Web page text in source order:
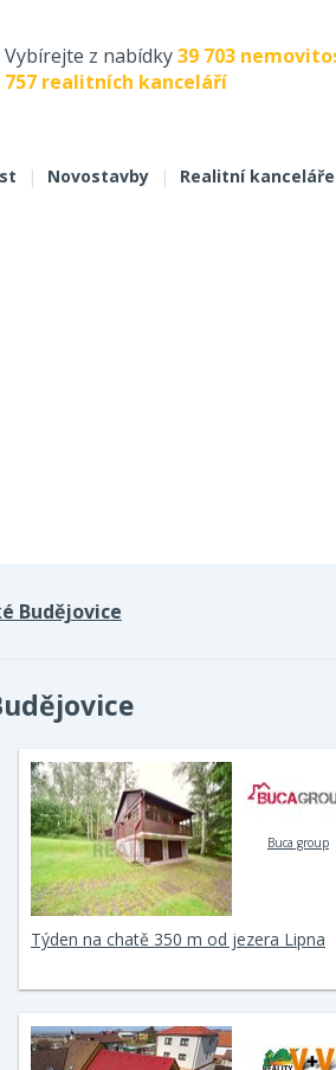
Vybírejte z nabídky39 703
757 realitních kanceláří
| Novostavby | Realitní kanceláře
Budějovice
Buca group
Týden na chatě 350 m od jezera Lipna